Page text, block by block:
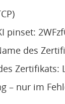
pinset:
des
Zertifikats:
– nur im